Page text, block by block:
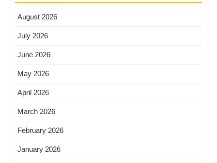
August 2026
July 2026
June 2026
May 2026
April 2026
March 2026
February 2026
January 2026